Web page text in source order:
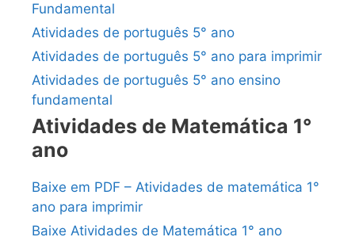
Fundamental
Atividades de português 5° ano
Atividades de português 5° ano para imprimir
Atividades de português 5° ano ensino
fundamental
Atividades de Matemática 1°
ano
Baixe em PDF – Atividades de matemática 1°
ano para imprimir
Baixe Atividades de Matemática 1° ano